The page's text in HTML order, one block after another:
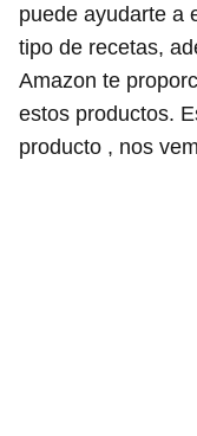
puede ayudarte a
tipo de recetas,
Amazon te
estos productos.
producto , nos